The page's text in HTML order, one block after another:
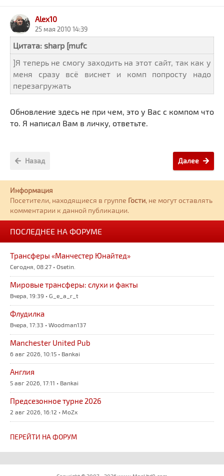
Alex10
25 мая 2010 14:39
Цитата: sharp [mufc
]Я теперь не смогу заходить на этот сайт, так как у
меня сразу всё виснет и комп попросту надо
перезагружать
Обновление здесь не при чем, это у Вас с компом что
то. Я написал Вам в личку, ответьте.
Назад Далее
Информация
Посетители, находящиеся в группе Гости, не могут оставлять
комментарии к данной публикации.
ПОСЛЕДНЕЕ НА ФОРУМЕ
Трансферы «Манчестер Юнайтед»
Сегодня, 08:27 • Osetin.
Мировые трансферы: слухи и факты
Вчера, 19:39 • G_e_a_r_t
Флудилка
Вчера, 17:33 • Woodman137
Manchester United Pub
6 авг 2026, 10:15 • Bankai
Англия
5 авг 2026, 17:11 • Bankai
Предсезонное турне 2026
2 авг 2026, 16:12 • MoZx
ПЕРЕЙТИ НА ФОРУМ